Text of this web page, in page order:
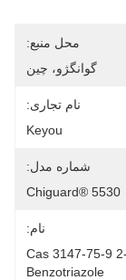
محل منبع:
گوانگژو، چین
نام تجاری:
Keyou
شماره مدل:
Chiguard® 5530
نام:
Cas 3147-75-9
Benzotriazole